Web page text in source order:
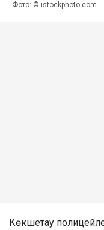
Фото: © istockphoto.com
Көкшетау